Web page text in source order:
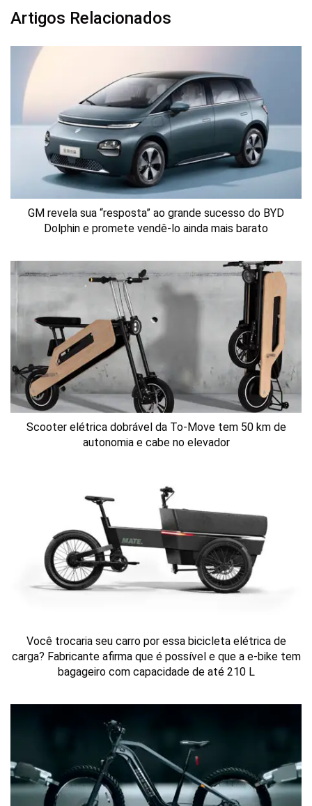
Artigos Relacionados
GM revela sua “resposta” ao grande sucesso do BYD
Dolphin e promete vendê-lo ainda mais barato
Scooter elétrica dobrável da To-Move tem 50 km de
autonomia e cabe no elevador
Você trocaria seu carro por essa bicicleta elétrica de
carga? Fabricante afirma que é possível e que a e-bike tem
bagageiro com capacidade de até 210 L